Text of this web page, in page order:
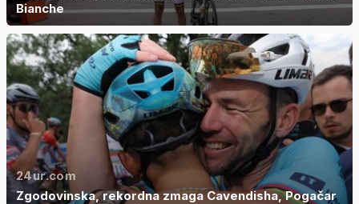
Bianche
24ur.com
Zgodovinska, rekordna zmaga Cavendisha, Pogačar